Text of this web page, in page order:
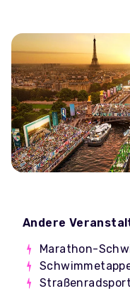
Andere
Marathon-